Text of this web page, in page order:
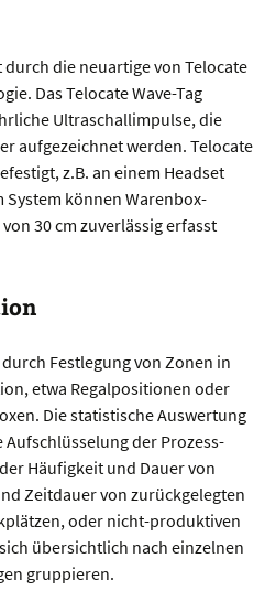
die neuartige von Telocate
Das Telocate Wave-Tag
Ultraschallimpulse, die
aufgezeichnet werden. Telocate
z.B. an einem Headset
können Warenbox-
30 cm zuverlässig erfasst
Festlegung von Zonen in
etwa Regalpositionen oder
Die statistische Auswertung
der Prozess-
Häufigkeit und Dauer von
Zeitdauer von zurückgelegten
oder nicht-produktiven
übersichtlich nach einzelnen
gruppieren.